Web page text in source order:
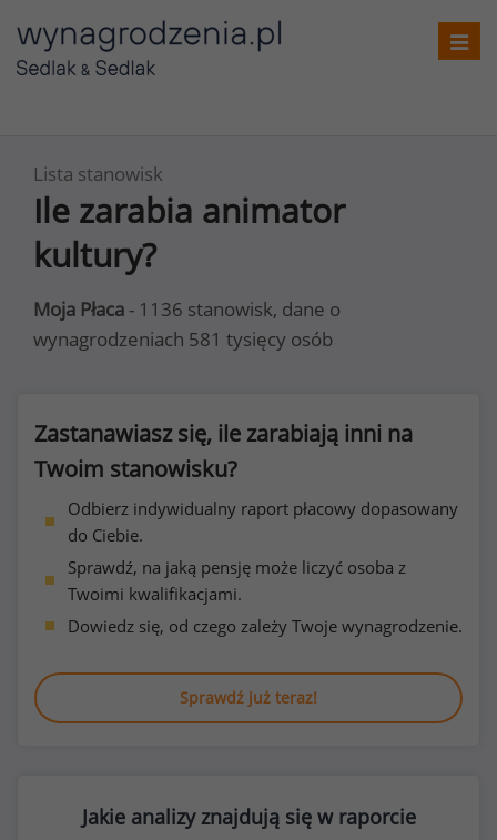
Lista stanowisk
Ile zarabia animator
kultury?
Moja Płaca - 1136 stanowisk, dane o
wynagrodzeniach 581 tysięcy osób
Zastanawiasz się, ile zarabiają inni na
Twoim stanowisku?
Odbierz indywidualny raport płacowy dopasowany
do Ciebie.
Sprawdź, na jaką pensję może liczyć osoba z
Twoimi kwalifikacjami.
Dowiedz się, od czego zależy Twoje wynagrodzenie.
Sprawdź już teraz!
Jakie analizy znajdują się w raporcie